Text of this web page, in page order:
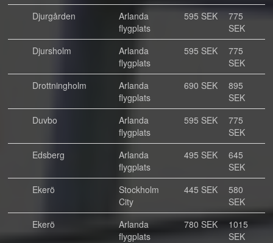
Djurgården
Arlanda
flygplats
595 SEK
775
SEK
Djursholm
Arlanda
flygplats
595 SEK
775
SEK
Drottningholm
Arlanda
flygplats
690 SEK
895
SEK
Duvbo
Arlanda
flygplats
595 SEK
775
SEK
Edsberg
Arlanda
flygplats
495 SEK
645
SEK
Ekerö
Stockholm
City
445 SEK
580
SEK
Ekerö
Arlanda
flygplats
780 SEK
1015
SEK